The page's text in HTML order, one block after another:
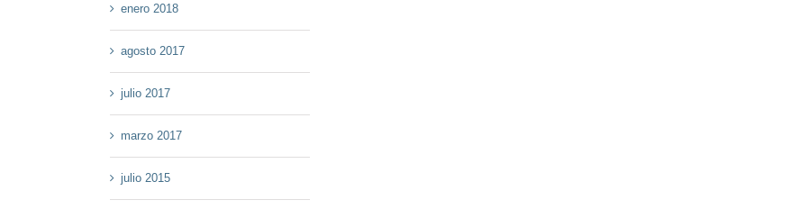
enero 2018
agosto 2017
julio 2017
marzo 2017
julio 2015